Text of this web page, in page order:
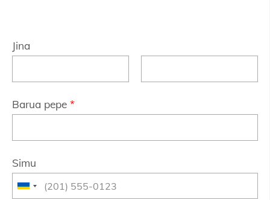
Jina
Barua pepe *
Simu